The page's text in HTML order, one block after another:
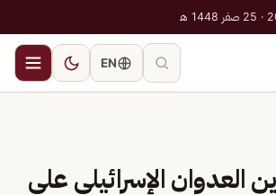
EN
العدوان الإسرائيلي على